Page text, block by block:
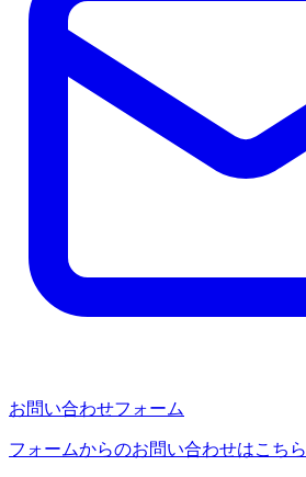
お問い合わせフォーム
フォームからのお問い合わせはこちら